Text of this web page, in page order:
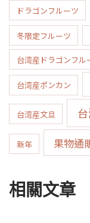
ドラゴンフルーツ
冬限定フルーツ
台湾産ドラゴンフル
台湾産ポンカン
台湾産文旦
新年 果物通
相關文章